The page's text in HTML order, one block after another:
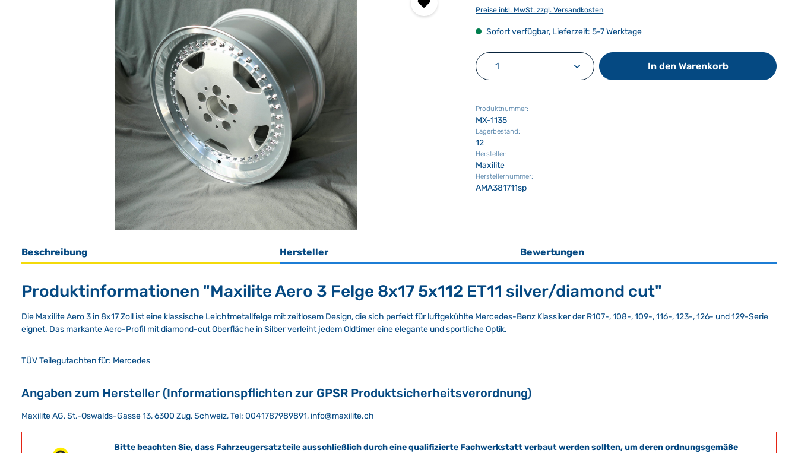
Preise inkl. MwSt. zzgl. Versandkosten
Sofort verfügbar, Lieferzeit: 5-7 Werktage
Produkt Anzahl: Gib den gewünschten Wert ein
In den Warenkorb
Produktnummer:
MX-1135
Lagerbestand:
12
Hersteller:
Maxilite
Herstellernummer:
AMA381711sp
Beschreibung Hersteller Bewertungen
Produktinformationen "Maxilite Aero 3 Felge 8x17 5x112 ET11 silver/diamond cut"
Die Maxilite Aero 3 in 8x17 Zoll ist eine klassische Leichtmetallfelge mit zeitlosem Design, die sich perfekt für luftgekühlte Mercedes-Benz Klassiker der R107-, 108-, 109-, 116-, 123-, 126- und 129-Serie
eignet. Das markante Aero-Profil mit diamond-cut Oberfläche in Silber verleiht jedem Oldtimer eine elegante und sportliche Optik.
TÜV Teilegutachten für: Mercedes
Angaben zum Hersteller (Informationspflichten zur GPSR Produktsicherheitsverordnung)
Maxilite AG, St.-Oswalds-Gasse 13, 6300 Zug, Schweiz, Tel: 0041787989891, info@maxilite.ch
Bitte beachten Sie, dass Fahrzeugersatzteile ausschließlich durch eine qualifizierte Fachwerkstatt verbaut werden sollten, um deren ordnungsgemäße